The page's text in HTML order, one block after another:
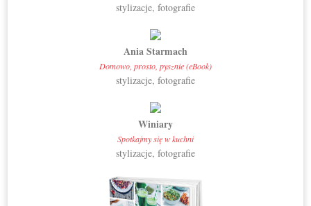
stylizacje, fotografie
Ania Starmach
Domowo, prosto, pysznie (eBook)
stylizacje, fotografie
Winiary
Spotkajmy się w kuchni
stylizacje, fotografie